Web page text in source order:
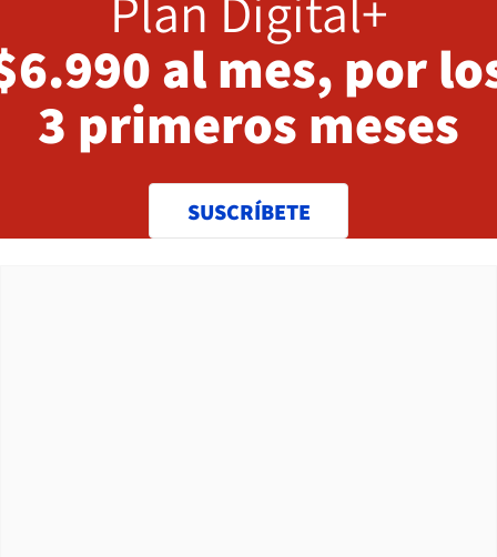
al mes, por
3 primeros meses
SUSCRÍBETE